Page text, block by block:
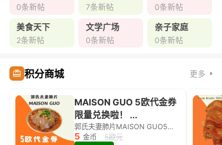
0条新帖 7条新帖 0条新帖
美食天下
2条新帖
文学广场
0条新帖
亲子家庭
0条新帖
积分商城 更多
MAISON GUO 5欧代金券
限量兑换啦！ ...
郭氏夫妻肺片MAISON GUO5欧代金券限量兑换啦！
5 金币
5欧元